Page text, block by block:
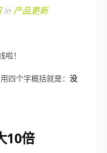
in 产品更新
！
四个字概括就是： 没
10倍